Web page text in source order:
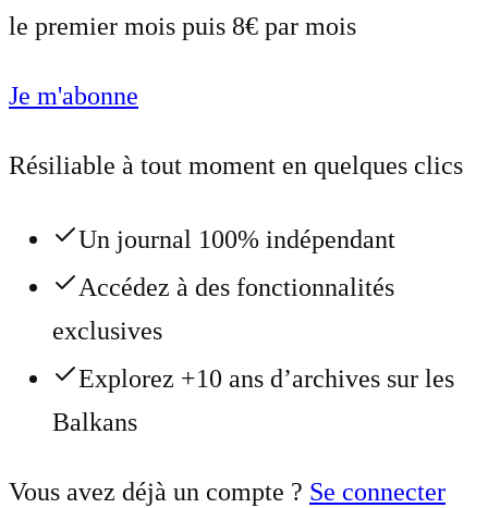
le premier mois puis 8€ par mois
Je m'abonne
Résiliable à tout moment en quelques clics
Un journal 100% indépendant
Accédez à des fonctionnalités
exclusives
Explorez +10 ans d’archives sur les
Balkans
Vous avez déjà un compte ? Se connecter